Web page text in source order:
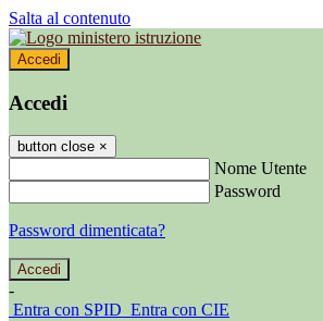
Salta al contenuto
Accedi
Accedi
button close ×
Nome Utente
Password
Password dimenticata?
-
Entra con SPID Entra con CIE